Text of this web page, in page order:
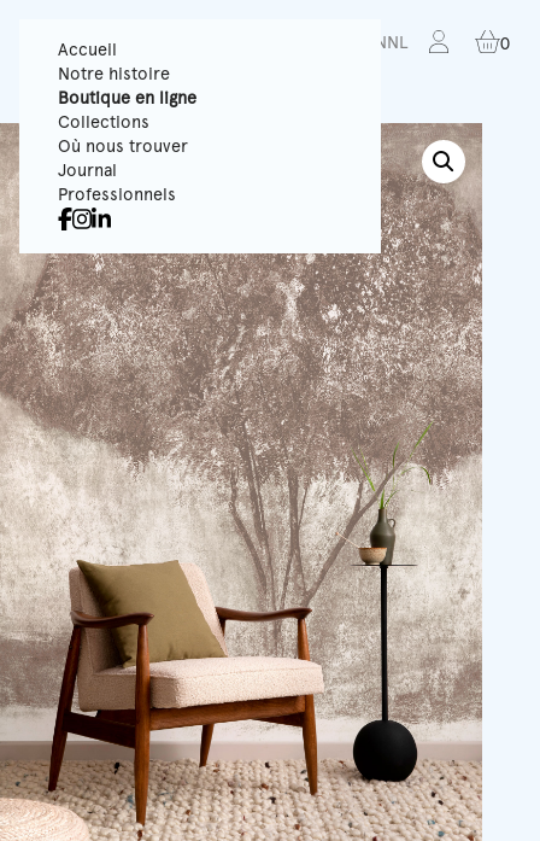
Accueil
Notre histoire
Boutique en ligne
Collections
Où nous trouver
Journal
Professionnels
EN NL 0